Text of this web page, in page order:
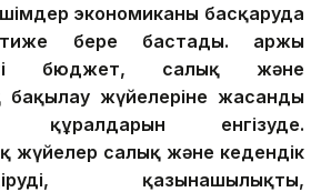
экономиканы басқаруда
бере бастады. Қаржы
бюджет, салық және
бақылау жүйелеріне жасанды
құралдарын енгізуде.
жүйелер салық және кедендік
қазынашылықты,